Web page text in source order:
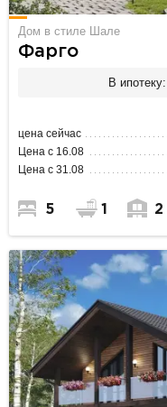
Дом в стиле Шале
Фарго
В ипотеку:
цена сейчас
Цена с 16.08
Цена с 31.08
5 1 2